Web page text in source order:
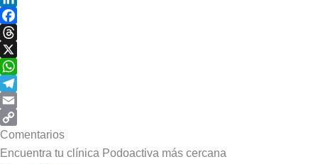
LinkedIn
Facebook
Threads
X
WhatsApp
Telegram
Email
Copy
Link
Comentarios
Encuentra tu clínica Podoactiva más cercana